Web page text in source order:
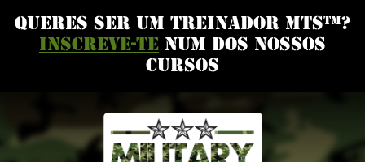
QUERES SER UM TREINADOR MTS™?
INSCREVE-TE NUM DOS NOSSOS
CURSOS